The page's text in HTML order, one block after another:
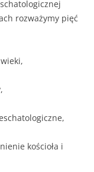
rozważymy pięć
kościoła i